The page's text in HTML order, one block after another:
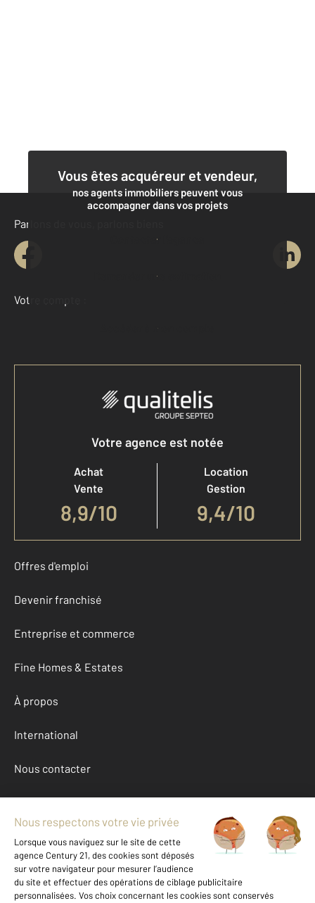
Vous êtes acquéreur et vendeur,
nos agents immobiliers peuvent vous
accompagner dans vos projets
Contacter l'agence
Demander une estimation
Parlons de vous, parlons biens
Votre compte :
Accéder à mon compte
Votre agence est notée
Achat
Vente
8,9/10
Location
Gestion
9,4/10
Offres d'emploi
Devenir franchisé
Entreprise et commerce
Fine Homes & Estates
À propos
International
Nous contacter
Mentions légales & CGU et Barèmes d'honoraires
Données personnelles
Gestionnaire des cookies